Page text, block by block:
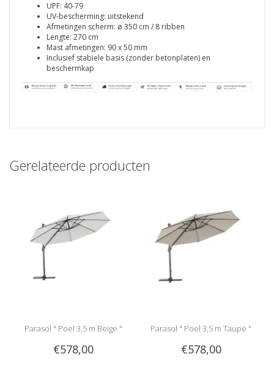
UPF: 40-79
UV-bescherming: uitstekend
Afmetingen scherm: ø 350 cm / 8 ribben
Lengte: 270 cm
Mast afmetingen: 90 x 50 mm
Inclusief stabiele basis (zonder betonplaten) en
beschermkap
Gerelateerde producten
Parasol " Poel 3,5 m Beige "
€578,00
Parasol " Poel 3,5 m Taupe "
€578,00